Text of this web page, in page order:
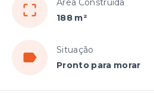
Área Construída
188 m²
Situação
Pronto para morar